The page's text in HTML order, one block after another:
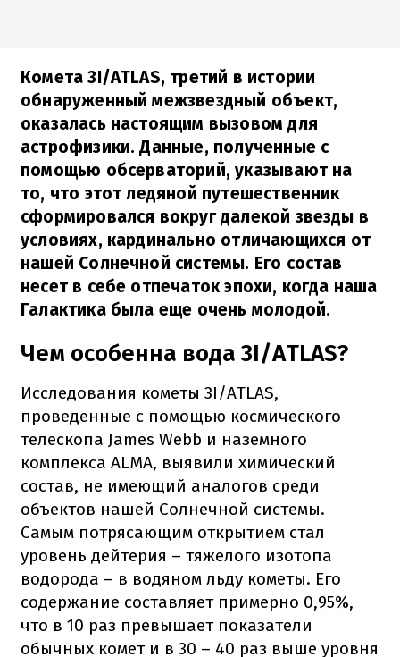
Комета 3I/ATLAS, третий в истории
обнаруженный межзвездный объект,
оказалась настоящим вызовом для
астрофизики. Данные, полученные с
помощью обсерваторий, указывают на
то, что этот ледяной путешественник
сформировался вокруг далекой звезды в
условиях, кардинально отличающихся от
нашей Солнечной системы. Его состав
несет в себе отпечаток эпохи, когда наша
Галактика была еще очень молодой.
Чем особенна вода 3I/ATLAS?
Исследования кометы 3I/ATLAS,
проведенные с помощью космического
телескопа James Webb и наземного
комплекса ALMA, выявили химический
состав, не имеющий аналогов среди
объектов нашей Солнечной системы.
Самым потрясающим открытием стал
уровень дейтерия – тяжелого изотопа
водорода – в водяном льду кометы. Его
содержание составляет примерно 0,95%,
что в 10 раз превышает показатели
обычных комет и в 30 – 40 раз выше уровня